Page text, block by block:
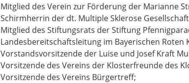
Mitglied des Verein zur Förderung der Marianne
Schirmherrin der dt. Multiple Sklerose
Mitglied des Stiftungsrats der Stiftung
Landesbereitschaftsleitung im Bayerischen Roten
Vorstandsvorsitzende der Luise und Josef Kraft
Vorsitzende des Vereins der Klosterfreunde des
Vorsitzende des Vereins Bürgertreff;